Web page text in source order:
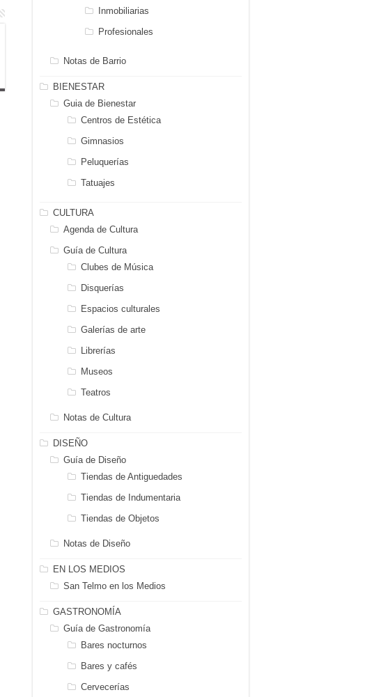
Inmobiliarias
Profesionales
Notas de Barrio
BIENESTAR
Guia de Bienestar
Centros de Estética
Gimnasios
Peluquerías
Tatuajes
CULTURA
Agenda de Cultura
Guía de Cultura
Clubes de Música
Disquerías
Espacios culturales
Galerías de arte
Librerías
Museos
Teatros
Notas de Cultura
DISEÑO
Guía de Diseño
Tiendas de Antiguedades
Tiendas de Indumentaria
Tiendas de Objetos
Notas de Diseño
EN LOS MEDIOS
San Telmo en los Medios
GASTRONOMÍA
Guía de Gastronomía
Bares nocturnos
Bares y cafés
Cervecerías